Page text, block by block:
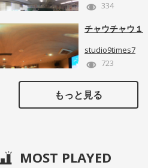
334
チャウチャウ１
studio9times7
723
もっと見る
MOST PLAYED